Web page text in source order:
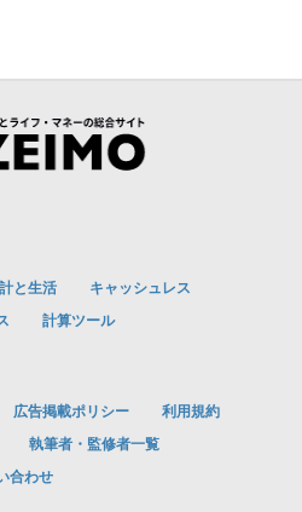
と生活
キャッシュレス
計算ツール
広告掲載ポリシー
利用規約
執筆者・監修者一覧
合わせ